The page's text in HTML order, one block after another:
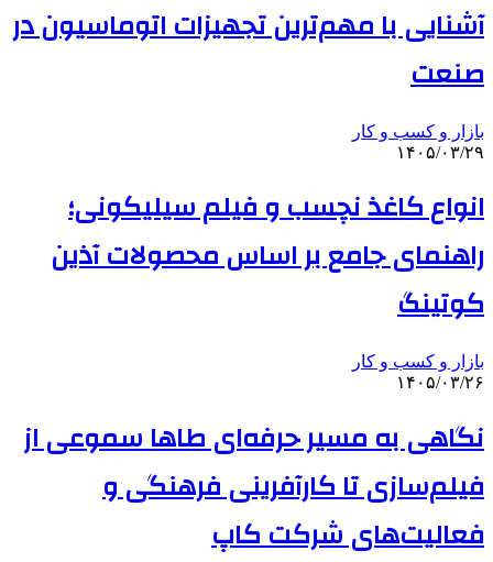
آشنایی با مهم‌ترین تجهیزات اتوماسیون در
صنعت
بازار و کسب و کار
۱۴۰۵/۰۳/۲۹
انواع کاغذ نچسب و فیلم سیلیکونی؛
راهنمای جامع بر اساس محصولات آذین
کوتینگ
بازار و کسب و کار
۱۴۰۵/۰۳/۲۶
نگاهی به مسیر حرفه‌ای طاها سموعی از
فیلم‌سازی تا کارآفرینی فرهنگی و
فعالیت‌های شرکت کاپ